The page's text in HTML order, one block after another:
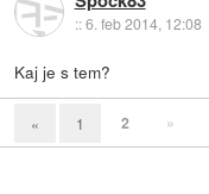
::6. feb 2014, 12:08
Kaj je s tem?
« 1 2 »